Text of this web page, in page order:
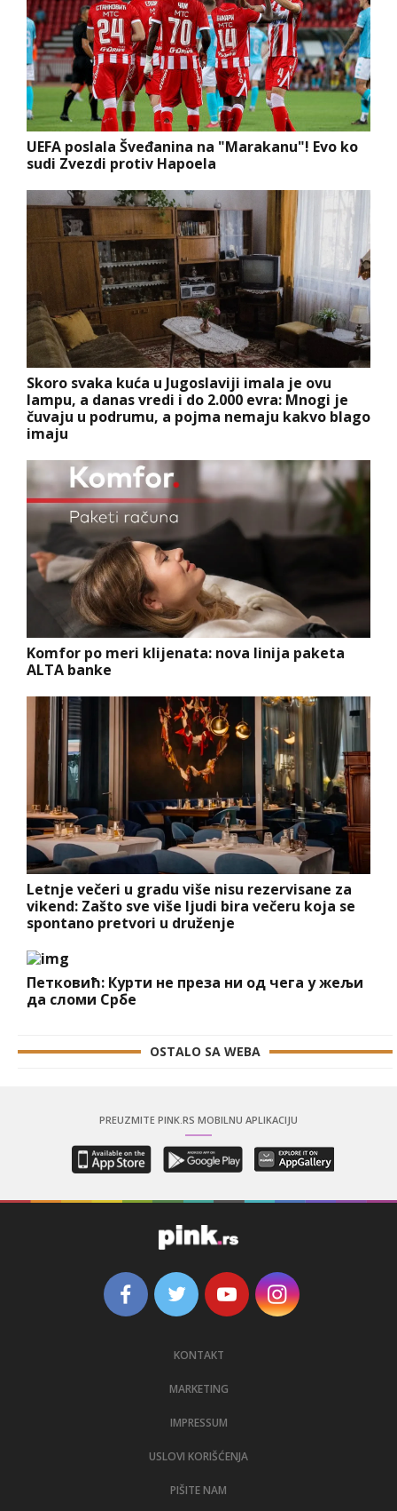
UEFA poslala Šveđanina na "Marakanu"! Evo ko
sudi Zvezdi protiv Hapoela
Skoro svaka kuća u Jugoslaviji imala je ovu
lampu, a danas vredi i do 2.000 evra: Mnogi je
čuvaju u podrumu, a pojma nemaju kakvo blago
imaju
Komfor po meri klijenata: nova linija paketa
ALTA banke
Letnje večeri u gradu više nisu rezervisane za
vikend: Zašto sve više ljudi bira večeru koja se
spontano pretvori u druženje
Петковић: Курти не преза ни од чега у жељи
да сломи Србе
OSTALO SA WEBA
PREUZMITE PINK.RS MOBILNU APLIKACIJU
KONTAKT
MARKETING
IMPRESSUM
USLOVI KORIŠĆENJA
PIŠITE NAM